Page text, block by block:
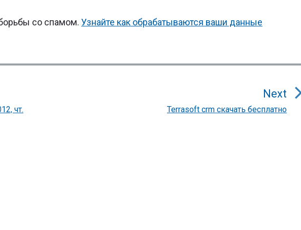
со спамом. Узнайте как обрабатываются ваши данные
чт.
Next
Next
Terrasoft crm скачать бесплатно